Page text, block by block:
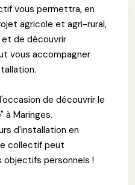
vous permettra, en
agricole et agri-rural,
de découvrir
vous accompagner
de découvrir le
à Maringes.
d'installation en
collectif peut
personnels !